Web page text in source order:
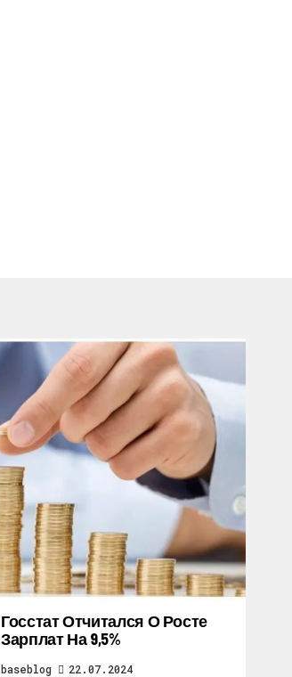
Госстат Отчитался О Росте
Зарплат На 9,5%
baseblog 22.07.2024